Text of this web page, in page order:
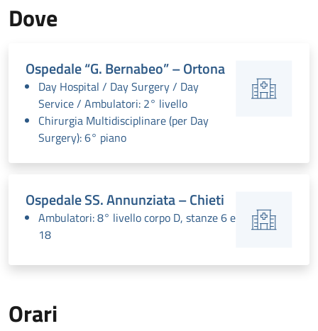
Dove
Ospedale “G. Bernabeo” – Ortona
Day Hospital / Day Surgery / Day
Service / Ambulatori: 2° livello
Chirurgia Multidisciplinare (per Day
Surgery): 6° piano
Ospedale SS. Annunziata – Chieti
Ambulatori: 8° livello corpo D, stanze 6 e
18
Orari